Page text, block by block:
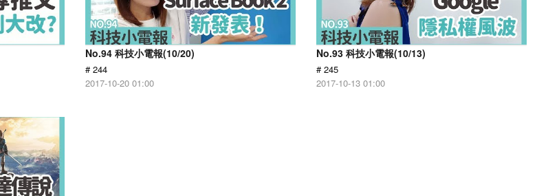
No.94 科技小電報(10/20)
# 244
2017-10-20 01:00
No.93 科技小電報(10/13)
# 245
2017-10-13 01:00